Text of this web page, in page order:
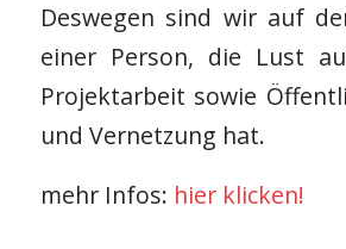
Deswegen sind wir auf
einer Person, die Lust
Projektarbeit sowie
und Vernetzung hat.
mehr Infos: hier klicken!